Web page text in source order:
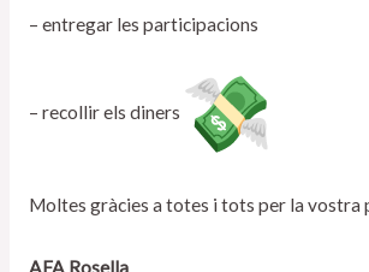
– entregar les participacions
– recollir els diners
Moltes gràcies a totes i tots per la vostra